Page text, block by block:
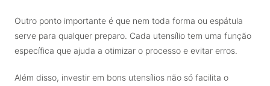
Outro ponto importante é que nem toda forma ou espátula
serve para qualquer preparo. Cada utensílio tem uma função
específica que ajuda a otimizar o processo e evitar erros.
Além disso, investir em bons utensílios não só facilita o